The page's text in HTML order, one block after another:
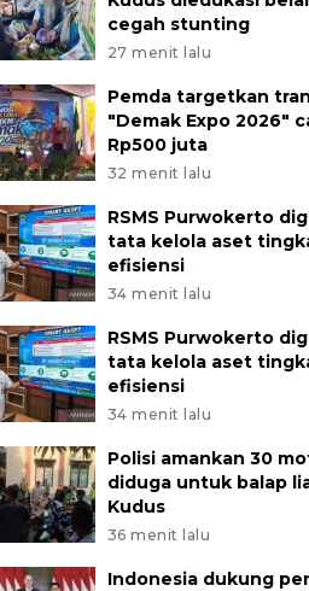
cegah stunting
27 menit lalu
Pemda targetkan
"Demak Expo 2026"
Rp500 juta
32 menit lalu
RSMS Purwokerto
tata kelola aset
efisiensi
34 menit lalu
RSMS Purwokerto
tata kelola aset
efisiensi
34 menit lalu
Polisi amankan 30
diduga untuk balap
Kudus
36 menit lalu
Indonesia dukung